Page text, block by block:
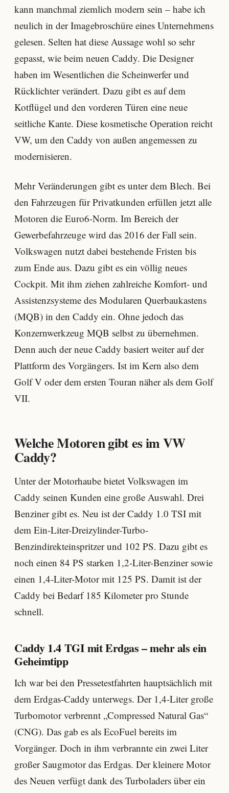
kann manchmal ziemlich modern sein – habe ich
neulich in der Imagebroschüre eines Unternehmens
gelesen. Selten hat diese Aussage wohl so sehr
gepasst, wie beim neuen Caddy. Die Designer
haben im Wesentlichen die Scheinwerfer und
Rücklichter verändert. Dazu gibt es auf dem
Kotflügel und den vorderen Türen eine neue
seitliche Kante. Diese kosmetische Operation reicht
VW, um den Caddy von außen angemessen zu
modernisieren.
Mehr Veränderungen gibt es unter dem Blech. Bei
den Fahrzeugen für Privatkunden erfüllen jetzt alle
Motoren die Euro6-Norm. Im Bereich der
Gewerbefahrzeuge wird das 2016 der Fall sein.
Volkswagen nutzt dabei bestehende Fristen bis
zum Ende aus. Dazu gibt es ein völlig neues
Cockpit. Mit ihm ziehen zahlreiche Komfort- und
Assistenzsysteme des Modularen Querbaukastens
(MQB) in den Caddy ein. Ohne jedoch das
Konzernwerkzeug MQB selbst zu übernehmen.
Denn auch der neue Caddy basiert weiter auf der
Plattform des Vorgängers. Ist im Kern also dem
Golf V oder dem ersten Touran näher als dem Golf
VII.
Welche Motoren gibt es im VW
Caddy?
Unter der Motorhaube bietet Volkswagen im
Caddy seinen Kunden eine große Auswahl. Drei
Benziner gibt es. Neu ist der Caddy 1.0 TSI mit
dem Ein-Liter-Dreizylinder-Turbo-
Benzindirekteinspritzer und 102 PS. Dazu gibt es
noch einen 84 PS starken 1,2-Liter-Benziner sowie
einen 1,4-Liter-Motor mit 125 PS. Damit ist der
Caddy bei Bedarf 185 Kilometer pro Stunde
schnell.
Caddy 1.4 TGI mit Erdgas – mehr als ein
Geheimtipp
Ich war bei den Pressetestfahrten hauptsächlich mit
dem Erdgas-Caddy unterwegs. Der 1,4-Liter große
Turbomotor verbrennt „Compressed Natural Gas“
(CNG). Das gab es als EcoFuel bereits im
Vorgänger. Doch in ihm verbrannte ein zwei Liter
großer Saugmotor das Erdgas. Der kleinere Motor
des Neuen verfügt dank des Turboladers über ein